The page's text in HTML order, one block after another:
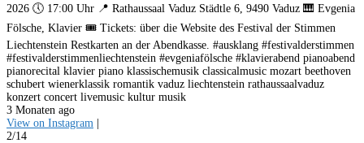
2026 🕔 17:00 Uhr 📍 Rathaussaal Vaduz Städtle 6, 9490 Vaduz 🎹 Evgenia
Fölsche, Klavier 🎟️ Tickets: über die Website des Festival der Stimmen
Liechtenstein Restkarten an der Abendkasse. #ausklang #festivalderstimmen
#festivalderstimmenliechtenstein #evgeniafölsche #klavierabend pianoabend
pianorecital klavier piano klassischemusik classicalmusic mozart beethoven
schubert wienerklassik romantik vaduz liechtenstein rathaussaalvaduz
konzert concert livemusic kultur musik
3 Monaten ago
View on Instagram |
2/14